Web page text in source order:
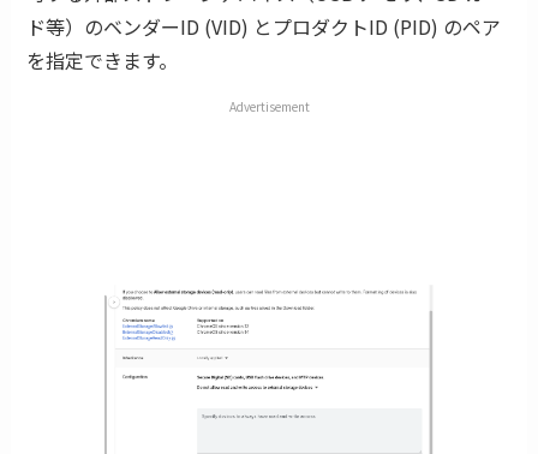
ド等）のベンダーID (VID) とプロダクトID (PID) のペア
を指定できます。
Advertisement